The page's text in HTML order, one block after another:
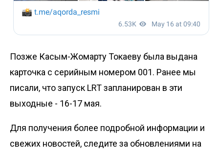
Позже Касым-Жомарту Токаеву была выдана
карточка с серийным номером 001. Ранее мы
писали, что запуск LRTзапланирован в эти
выходные - 16-17 мая.
Для получения более подробной информации и
свежих новостей, следите за обновлениями на